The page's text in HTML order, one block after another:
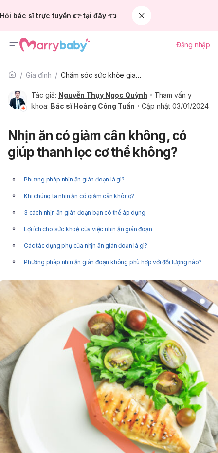
Hỏi bác sĩ trực tuyến 👉 tại đây 👈
Đăng nhập
Gia đình Chăm sóc sức khỏe gia đình
Tác giả: Nguyễn Thụy Ngọc Quỳnh
Tham vấn y
khoa: Bác sĩ Hoàng Công Tuấn Cập nhật 03/01/2024
Nhịn ăn có giảm cân không, có
giúp thanh lọc cơ thể không?
Phương pháp nhịn ăn gián đoạn là gì?
Khi chúng ta nhịn ăn có giảm cân không?
3 cách nhịn ăn gián đoạn bạn có thể áp dụng
Lợi ích cho sức khoẻ của việc nhịn ăn gián đoạn
Các tác dụng phụ của nhịn ăn gián đoạn là gì?
Phương pháp nhịn ăn gián đoạn không phù hợp với đối tượng nào?